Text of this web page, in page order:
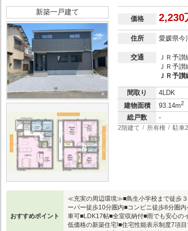
新築一戸建て
価格 2,230
住所 愛媛県今
交通
ＪＲ予
ＪＲ予
ＪＲ予
間取り
4LDK
建物面積
93.14m2
総戸数 -
2階建て 所有権 駐車
おすすめポイント
≪充実の周辺環境≫■鳥生小学校まで徒歩
ーパー徒歩10分圏内■コンビニ徒歩8分圏
車可■LDK17帖■全室収納付■雨でも安心
低価格の新築住宅!■住宅性能表示制度7項